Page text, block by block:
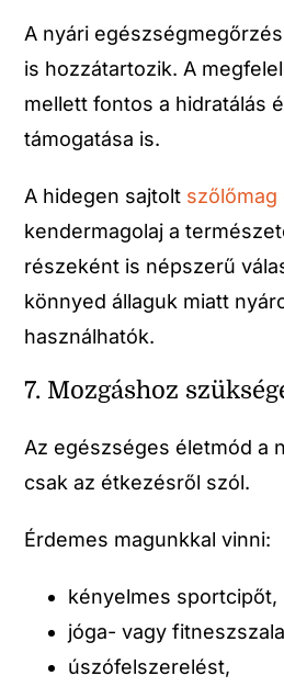
A nyári
is hozzátartozik. A
mellett fontos a hidratálás
támogatása is.
A hidegen sajtolt szőlőmag
kendermagolaj a
részeként is népszerű
könnyed állaguk miatt
használhatók.
7. Mozgáshoz
Az egészséges életmód a
csak az étkezésről szól.
Érdemes magunkkal vinni:
kényelmes sportcipőt,
jóga- vagy
úszófelszerelést,